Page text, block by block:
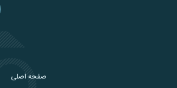
صفحه اصلی